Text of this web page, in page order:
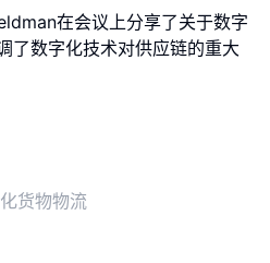
在会议上分享了关于数字
了数字化技术对供应链的重大
货物物流